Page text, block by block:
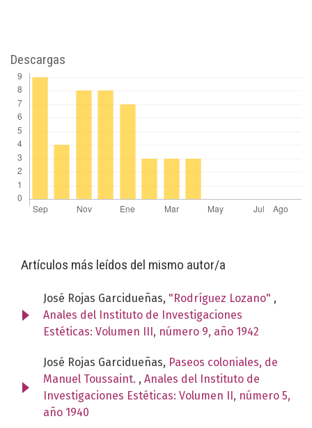
Descargas
Artículos más leídos del mismo autor/a
José Rojas Garcidueñas, "Rodríguez Lozano" ,
Anales del Instituto de Investigaciones
Estéticas: Volumen III, número 9, año 1942
José Rojas Garcidueñas, Paseos coloniales, de
Manuel Toussaint. , Anales del Instituto de
Investigaciones Estéticas: Volumen II, número 5,
año 1940